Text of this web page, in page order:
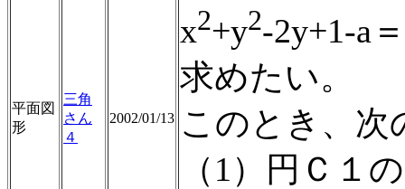
平面図
形
三角
さん
４
2002/01/13
x2+y2-2y+1-a
求めたい。
このとき、次
（1）円Ｃ１